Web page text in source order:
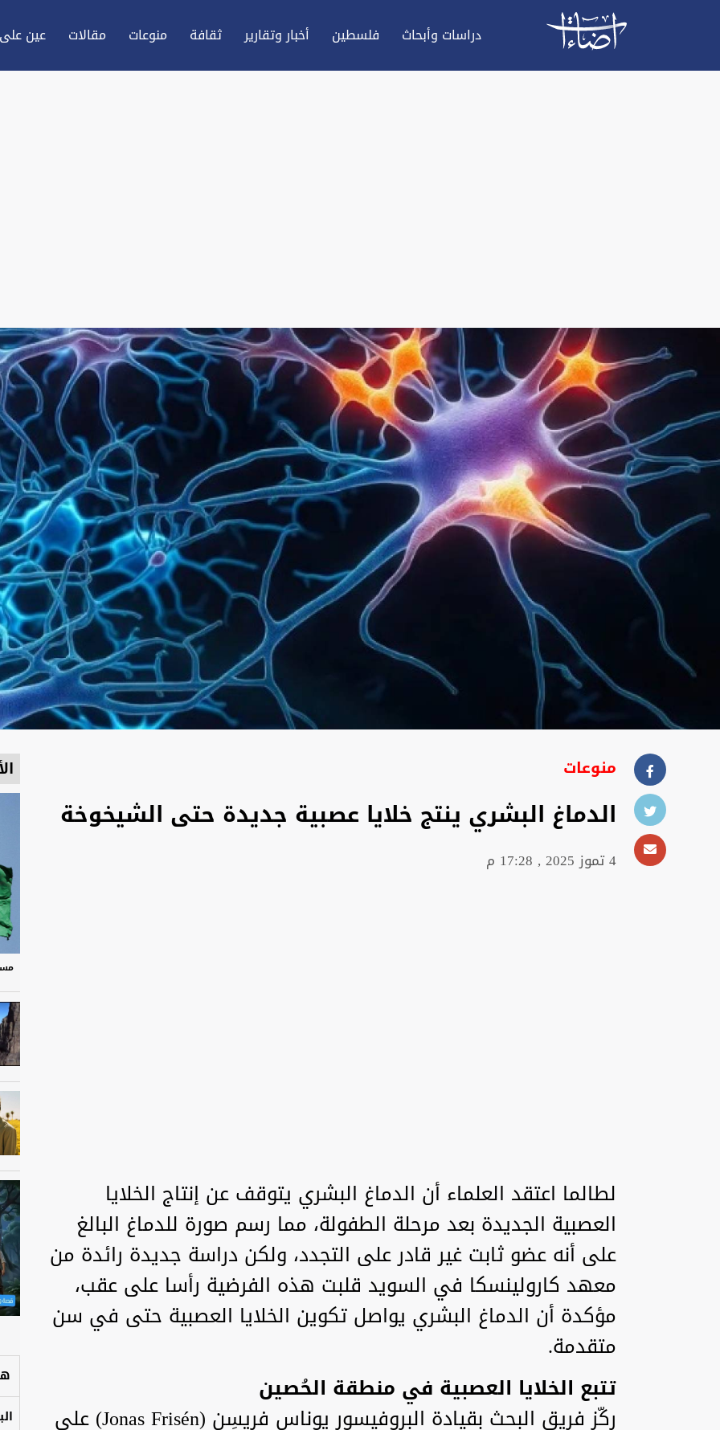
دراسات وأبحاث فلسطين أخبار وتقارير ثقافة منوعات مقالات عين
منوعات
الدماغ البشري ينتج خلايا عصبية جديدة حتى الشيخوخة
4 تموز 2025 , 17:28 م
لطالما اعتقد العلماء أن الدماغ البشري يتوقف عن إنتاج الخلايا
العصبية الجديدة بعد مرحلة الطفولة، مما رسم صورة للدماغ البالغ
على أنه عضو ثابت غير قادر على التجدد، ولكن دراسة جديدة رائدة من
معهد كارولينسكا في السويد قلبت هذه الفرضية رأسا على عقب،
مؤكدة أن الدماغ البشري يواصل تكوين الخلايا العصبية حتى في سن
متقدمة.
تتبع الخلايا العصبية في منطقة الحُصين
ركّز فريق البحث بقيادة البروفيسور يوناس فريسِن (Jonas Frisén) على